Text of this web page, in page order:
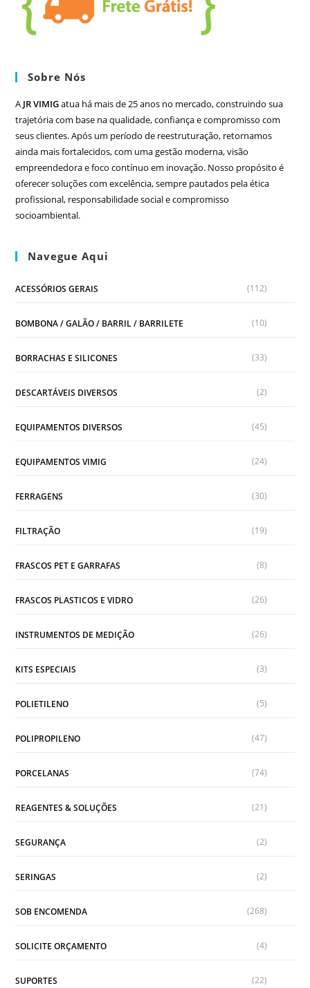
Sobre Nós
A JR VIMIGatua há mais de 25 anos no mercado, construindo sua
trajetória com base na qualidade, confiança e compromisso com
seus clientes. Após um período de reestruturação, retornamos
ainda mais fortalecidos, com uma gestão moderna, visão
empreendedora e foco contínuo em inovação. Nosso propósito é
oferecer soluções com excelência, sempre pautados pela ética
profissional, responsabilidade social e compromisso
socioambiental.
Navegue Aqui
ACESSÓRIOS GERAIS (112)
BOMBONA / GALÃO / BARRIL / BARRILETE (10)
BORRACHAS E SILICONES (33)
DESCARTÁVEIS DIVERSOS (2)
EQUIPAMENTOS DIVERSOS (45)
EQUIPAMENTOS VIMIG (24)
FERRAGENS (30)
FILTRAÇÃO (19)
FRASCOS PET E GARRAFAS (8)
FRASCOS PLASTICOS E VIDRO (26)
INSTRUMENTOS DE MEDIÇÃO (26)
KITS ESPECIAIS (3)
POLIETILENO (5)
POLIPROPILENO (47)
PORCELANAS (74)
REAGENTES & SOLUÇÕES (21)
SEGURANÇA (2)
SERINGAS (2)
SOB ENCOMENDA (268)
SOLICITE ORÇAMENTO (4)
SUPORTES (22)